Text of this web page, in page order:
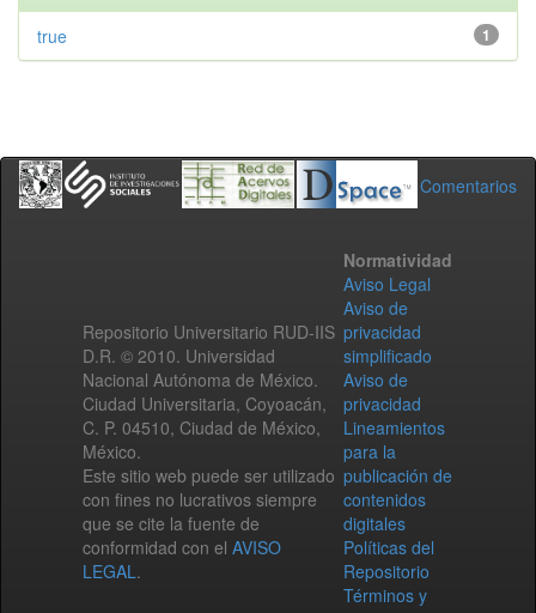
1
true
Comentarios
Repositorio Universitario RUD-IIS
D.R. © 2010. Universidad
Nacional Autónoma de México.
Ciudad Universitaria, Coyoacán,
C. P. 04510, Ciudad de México,
México.
Este sitio web puede ser utilizado
con fines no lucrativos siempre
que se cite la fuente de
conformidad con el AVISO
LEGAL.
Normatividad
Aviso Legal
Aviso de
privacidad
simplificado
Aviso de
privacidad
Lineamientos
para la
publicación de
contenidos
digitales
Políticas del
Repositorio
Términos y